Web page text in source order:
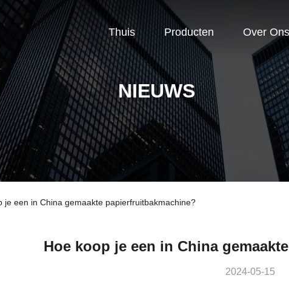
Thuis Producten Over Ons
NIEUWS
je een in China gemaakte papierfruitbakmachine?
Hoe koop je een in China
2024-05-15